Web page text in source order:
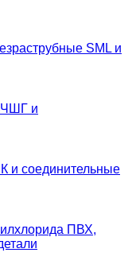
SML и
и
и соединительные
ПВХ,